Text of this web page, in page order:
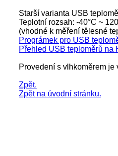
Starší varianta USB
Teplotní rozsah: -40°C ~
(vhodné k měření tělesné
Prográmek pro USB
Přehled USB teploměrů na
Provedení s vlhkoměrem je
Zpět.
Zpět na úvodní stránku.